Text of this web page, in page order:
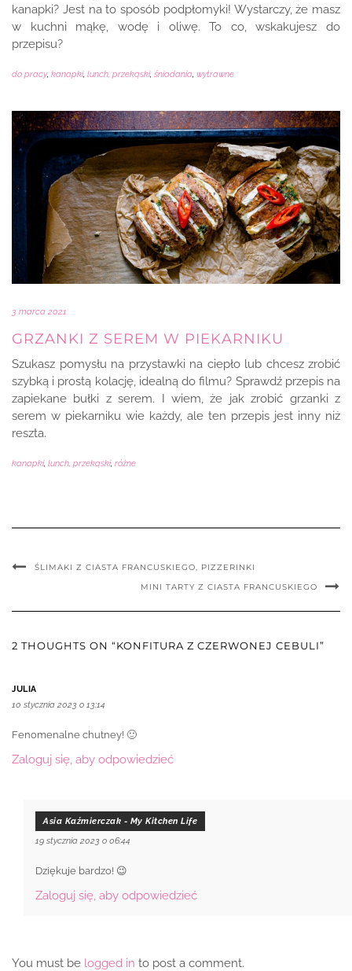
kanapki? Jest na to sposób podpłomyki! Wystarczy, że masz
w kuchni mąkę, wodę i oliwę. To co, wskakujesz do
przepisu?
do pracy, kanapki, lunch, przekąski, śniadania wytrawne
3 marca 2021
GRZANKI Z SEREM W PIEKARNIKU
Szukasz pomysłu na przystawki na ciepło lub chcesz zrobić
szybką i prostą kolację, idealną do filmu? Sprawdź przepis na
zapiekane bułki z serem. I wiem, że jak zrobić grzanki z
serem w piekarniku wie każdy, ale ten przepis jest inny niż
reszta.
kanapki, lunch, przekąski, różne
ŚLIMAKI Z CIASTA FRANCUSKIEGO, PIZZERINKI
MINI TARTY Z CIASTA FRANCUSKIEGO
2 THOUGHTS ON “KONFITURA Z CZERWONEJ CEBULI”
JULIA
10 stycznia 2023 o 13:14
Fenomenalne chutney! 🙂
Zaloguj się, aby odpowiedzieć
Asia Kaźmierczak - My Kitchen Life
19 stycznia 2023 o 06:44
Dziękuje bardzo! 😉
Zaloguj się, aby odpowiedzieć
You must be logged in to post a comment.